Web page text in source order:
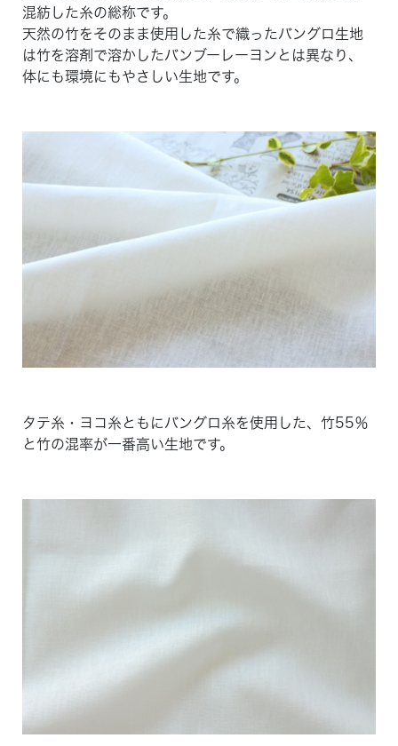
混紡した糸の総称です。
天然の竹をそのまま使用した糸で織ったバングロ生地
は竹を溶剤で溶かしたバンブーレーヨンとは異なり、
体にも環境にもやさしい生地です。
タテ糸・ヨコ糸ともにバングロ糸を使用した、竹55％
と竹の混率が一番高い生地です。